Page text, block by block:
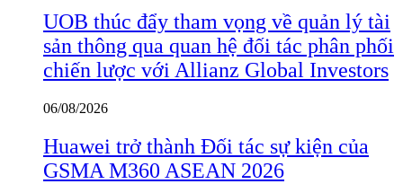
UOB thúc đẩy tham vọng về quản lý tài
sản thông qua quan hệ đối tác phân phối
chiến lược với Allianz Global Investors
06/08/2026
Huawei trở thành Đối tác sự kiện của
GSMA M360 ASEAN 2026